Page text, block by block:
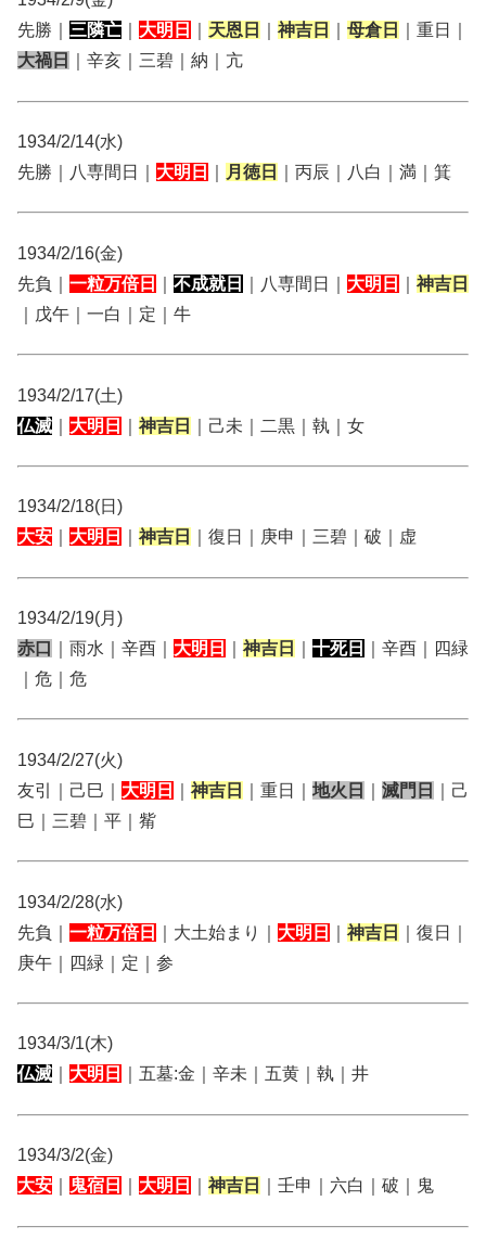
先勝｜ 三隣亡 大明日 天恩日 神吉日 母倉日
｜重日｜
大禍日
｜辛亥｜三碧｜納｜亢
1934/2/14(水)
先勝｜八専間日｜ 大明日 月徳日 ｜丙辰｜八白｜満｜箕
1934/2/16(金)
先負｜ 一粒万倍日 不成就日 ｜八専間日｜ 大明日
神吉日
｜戊午｜一白｜定｜牛
1934/2/17(土)
仏滅
大明日 神吉日 ｜己未｜二黒｜執｜女
1934/2/18(日)
大安
大明日 神吉日 ｜復日｜庚申｜三碧｜破｜虚
1934/2/19(月)
赤口
｜雨水｜辛酉｜ 大明日 神吉日 十死日
｜辛酉｜四緑
｜危｜危
1934/2/27(火)
友引｜己巳｜ 大明日 神吉日 ｜重日｜ 地火日 滅門日
｜己
巳｜三碧｜平｜觜
1934/2/28(水)
先負｜ 一粒万倍日 ｜大土始まり｜ 大明日 神吉日
｜復日｜
庚午｜四緑｜定｜参
1934/3/1(木)
仏滅
大明日 ｜五墓:金｜辛未｜五黄｜執｜井
1934/3/2(金)
大安
鬼宿日 大明日 神吉日 ｜壬申｜六白｜破｜鬼